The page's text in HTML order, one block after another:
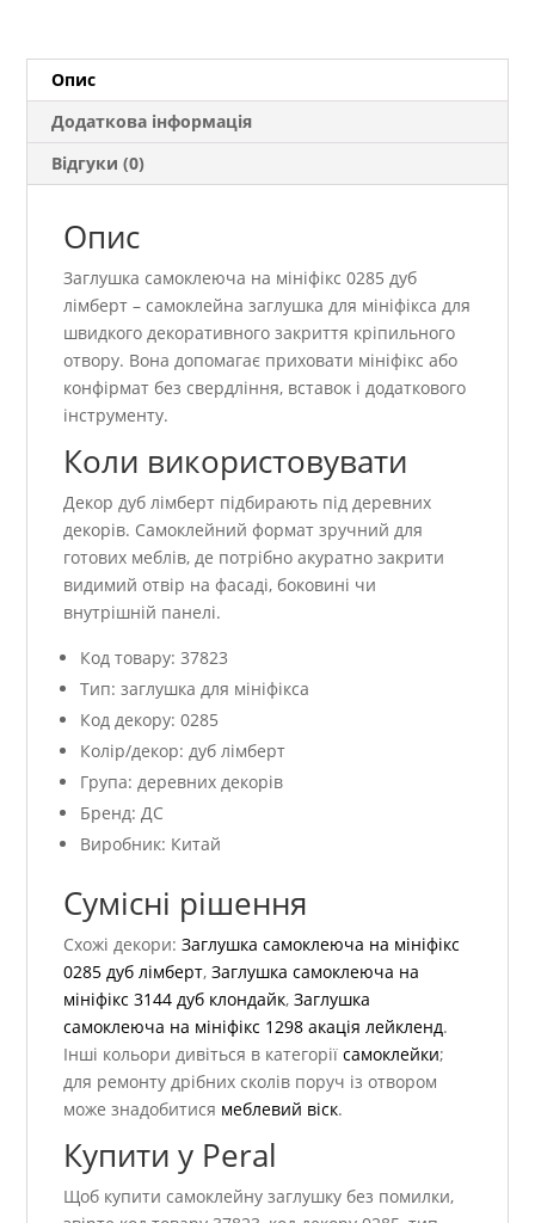
Опис
Додаткова інформація
Відгуки (0)
Опис
Заглушка самоклеюча на мініфікс 0285 дуб
лімберт – самоклейна заглушка для мініфікса для
швидкого декоративного закриття кріпильного
отвору. Вона допомагає приховати мініфікс або
конфірмат без свердління, вставок і додаткового
інструменту.
Коли використовувати
Декор дуб лімберт підбирають під деревних
декорів. Самоклейний формат зручний для
готових меблів, де потрібно акуратно закрити
видимий отвір на фасаді, боковині чи
внутрішній панелі.
Код товару: 37823
Тип: заглушка для мініфікса
Код декору: 0285
Колір/декор: дуб лімберт
Група: деревних декорів
Бренд: ДС
Виробник: Китай
Сумісні рішення
Схожі декори:Заглушка самоклеюча на мініфікс
0285 дуб лімберт,Заглушка самоклеюча на
мініфікс 3144 дуб клондайк,Заглушка
самоклеюча на мініфікс 1298 акація лейкленд.
Інші кольори дивіться в категоріїсамоклейки;
для ремонту дрібних сколів поруч із отвором
може знадобитися меблевий віск.
Купити у Peral
Щоб купити самоклейну заглушку без помилки,